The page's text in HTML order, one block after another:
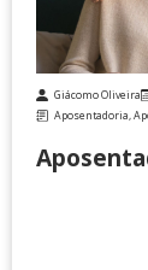
Giácomo Oliveira
Aposentadoria,